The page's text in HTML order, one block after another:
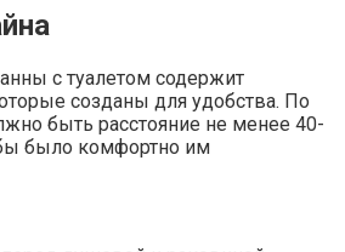
с туалетом содержит
созданы для удобства. По
быть расстояние не менее 40-
было комфортно им